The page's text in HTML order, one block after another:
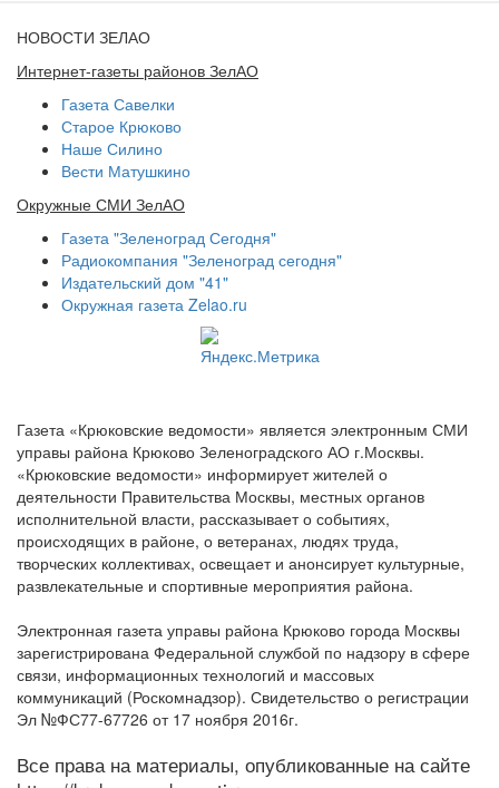
НОВОСТИ ЗЕЛАО
Интернет-газеты районов ЗелАО
Газета Савелки
Старое Крюково
Наше Силино
Вести Матушкино
Окружные СМИ ЗелАО
Газета "Зеленоград Сегодня"
Радиокомпания "Зеленоград сегодня"
Издательский дом "41"
Окружная газета Zelao.ru
Газета «Крюковские ведомости» является электронным СМИ
управы района Крюково Зеленоградского АО г.Москвы.
«Крюковские ведомости» информирует жителей о
деятельности Правительства Москвы, местных органов
исполнительной власти, рассказывает о событиях,
происходящих в районе, о ветеранах, людях труда,
творческих коллективах, освещает и анонсирует культурные,
развлекательные и спортивные мероприятия района.
Электронная газета управы района Крюково города Москвы
зарегистрирована Федеральной службой по надзору в сфере
связи, информационных технологий и массовых
коммуникаций (Роскомнадзор). Свидетельство о регистрации
Эл №ФС77-67726 от 17 ноября 2016г.
Все права на материалы, опубликованные на сайте